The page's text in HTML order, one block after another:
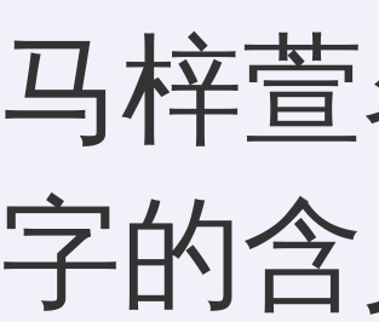
马梓萱
字的含